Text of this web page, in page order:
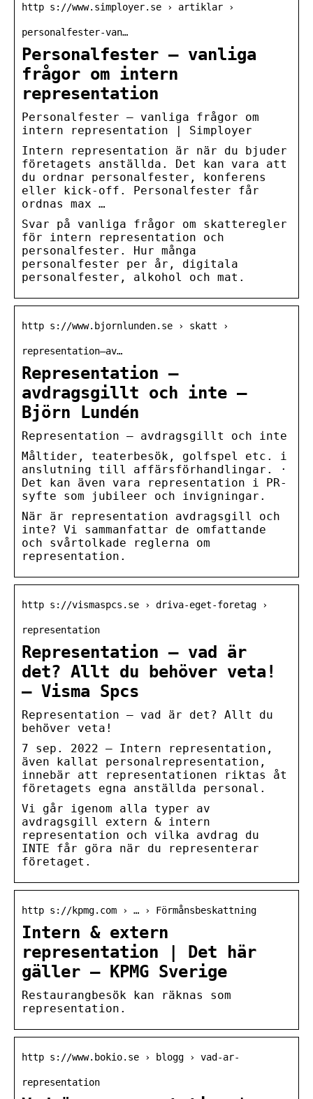
http s://www.simployer.se › artiklar ›
personalfester-van…
Personalfester – vanliga
frågor om intern
representation
Personalfester – vanliga frågor om
intern representation | Simployer
Intern representation är när du bjuder
företagets anställda. Det kan vara att
du ordnar personalfester, konferens
eller kick-off. Personalfester får
ordnas max …
Svar på vanliga frågor om skatteregler
för intern representation och
personalfester. Hur många
personalfester per år, digitala
personalfester, alkohol och mat.
http s://www.bjornlunden.se › skatt ›
representation–av…
Representation –
avdragsgillt och inte –
Björn Lundén
Representation – avdragsgillt och inte
Måltider, teaterbesök, golfspel etc. i
anslutning till affärsförhandlingar. ·
Det kan även vara representation i PR-
syfte som jubileer och invigningar.
När är representation avdragsgill och
inte? Vi sammanfattar de omfattande
och svårtolkade reglerna om
representation.
http s://vismaspcs.se › driva-eget-foretag ›
representation
Representation – vad är
det? Allt du behöver veta!
– Visma Spcs
Representation – vad är det? Allt du
behöver veta!
7 sep. 2022 — Intern representation,
även kallat personalrepresentation,
innebär att representationen riktas åt
företagets egna anställda personal.
Vi går igenom alla typer av
avdragsgill extern & intern
representation och vilka avdrag du
INTE får göra när du representerar
företaget.
http s://kpmg.com › … › Förmånsbeskattning
Intern & extern
representation | Det här
gäller – KPMG Sverige
Restaurangbesök kan räknas som
representation.
http s://www.bokio.se › blogg › vad-ar-
representation